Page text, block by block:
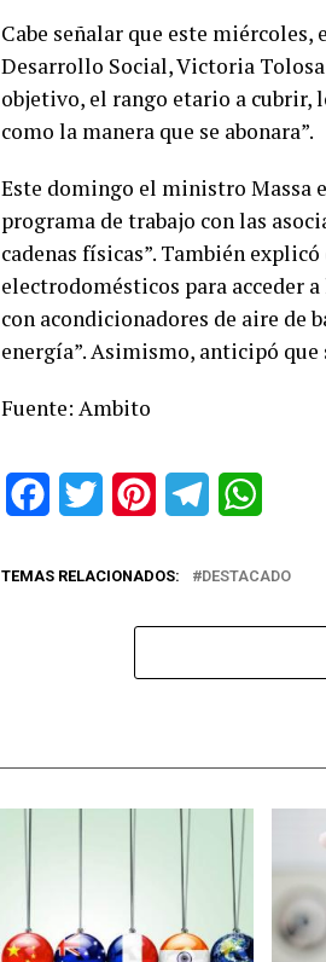
Cabe señalar que este
Desarrollo Social, Victoria
objetivo, el rango etario a cubrir,
como la manera que se abonara”.
Este domingo el ministro Massa
programa de trabajo con las
cadenas físicas”. También
electrodomésticos para acceder
con acondicionadores de aire de
energía”. Asimismo, anticipó
Fuente: Ambito
FacebookTwitter PinterestTelegram
TEMAS RELACIONADOS: DESTACADO